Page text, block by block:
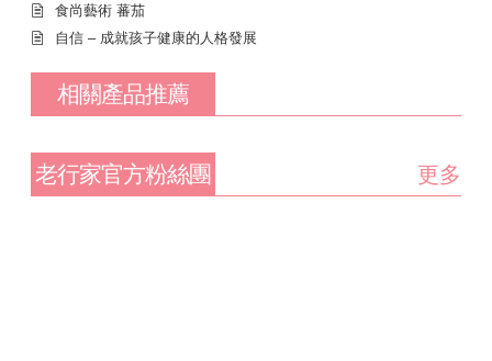
食尚藝術 蕃茄
自信 – 成就孩子健康的人格發展
相關產品推薦
老行家官方粉絲團 更多